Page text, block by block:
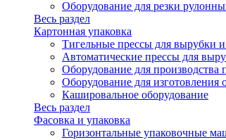
Оборудование для резки
Весь раздел
Картонная упаковка
Тигельные прессы для вырубки
Автоматические прессы для
Оборудование для
Оборудование для изготовления
Кашировальное оборудование
Весь раздел
Фасовка и упаковка
Горизонтальные упаковочные